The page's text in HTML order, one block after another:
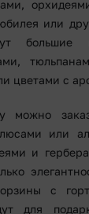
или
большие
цветами с
можно
или
и
с
для